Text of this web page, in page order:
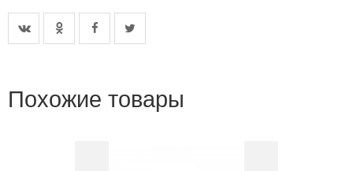
Похожие товары